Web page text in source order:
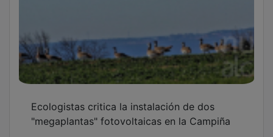
Ecologistas critica la instalación de dos
"megaplantas" fotovoltaicas en la Campiña